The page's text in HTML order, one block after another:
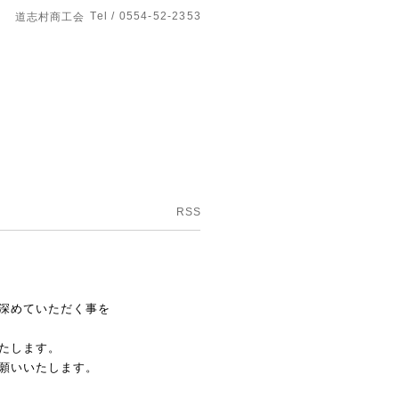
道志村商工会 Tel / 0554-52-2353
RSS
めていただく事を
します。
いいたします。